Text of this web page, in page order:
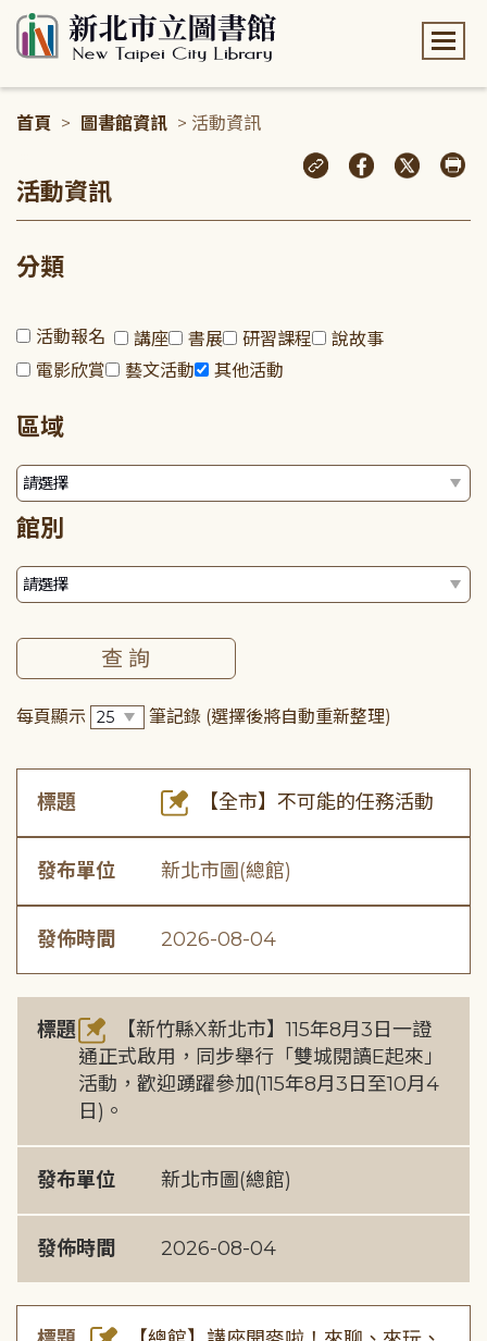
首頁 > 圖書館資訊 > 活動資訊
活動資訊
分類
活動報名 講座 書展 研習課程
說故事
電影欣賞
藝文活動 其他活動
區域
館別
每頁顯示 筆記錄 (選擇後將自動重新整理)
標題 【全市】不可能的任務活動
發布單位 新北市圖(總館)
發佈時間 2026-08-04
標題
【新竹縣X新北市】115年8月3日一證
通正式啟用，同步舉行「雙城閱讀E起來」
活動，歡迎踴躍參加(115年8月3日至10月4
日)。
發布單位 新北市圖(總館)
發佈時間 2026-08-04